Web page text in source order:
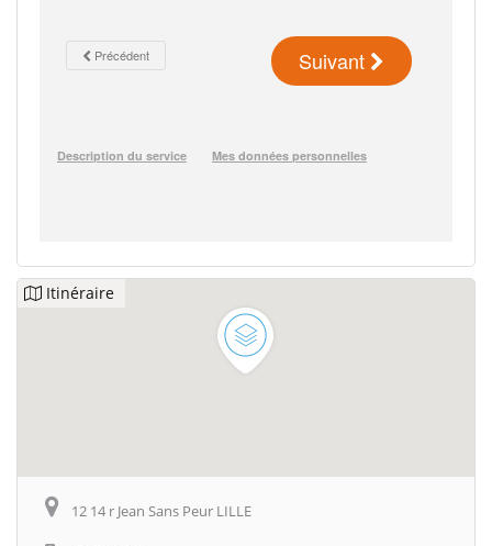
Itinéraire
12 14 r Jean Sans Peur LILLE